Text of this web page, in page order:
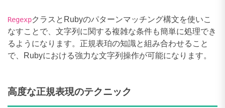
RegexpクラスとRubyのパターンマッチング構文を使いこ
なすことで、文字列に関する複雑な条件も簡単に処理でき
るようになります。正規表珀の知識と組み合わせること
で、Rubyにおける強力な文字列操作が可能になります。
高度な正規表現のテクニック